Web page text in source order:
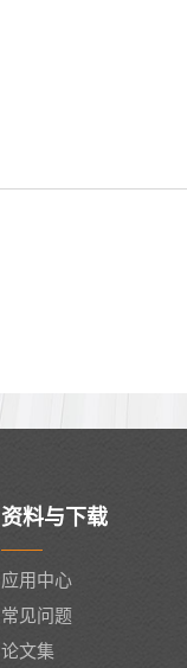
资料与下载
应用中心
常见问题
论文集